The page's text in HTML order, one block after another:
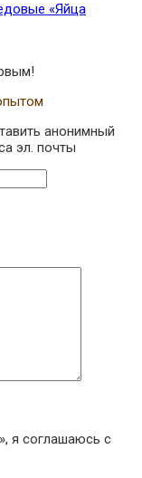
«Яйца
анонимный
эл. почты
я соглашаюсь с